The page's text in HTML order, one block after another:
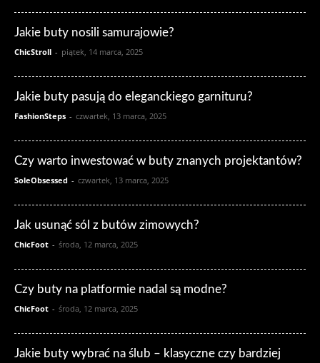
Jakie buty nosili samurajowie?
ChicStroll - piątek, 14 marca, 2025
Jakie buty pasują do eleganckiego garnituru?
FashionSteps - czwartek, 13 marca, 2025
Czy warto inwestować w buty znanych projektantów?
SoleObsessed - czwartek, 13 marca, 2025
Jak usunąć sól z butów zimowych?
ChicFoot - środa, 12 marca, 2025
Czy buty na platformie nadal są modne?
ChicFoot - środa, 12 marca, 2025
Jakie buty wybrać na ślub – klasyczne czy bardziej